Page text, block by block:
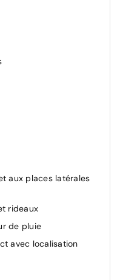
frameless
aux places latérales
rideaux
de pluie
avec localisation
restitution sur
et d'une vue de